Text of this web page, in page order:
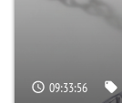
09:33:55